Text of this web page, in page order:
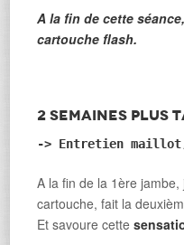
A la fin de cette
cartouche flash.
2 semaines plus
-> Entretien
A la fin de la 1ère
cartouche, fait la
Et savoure cette